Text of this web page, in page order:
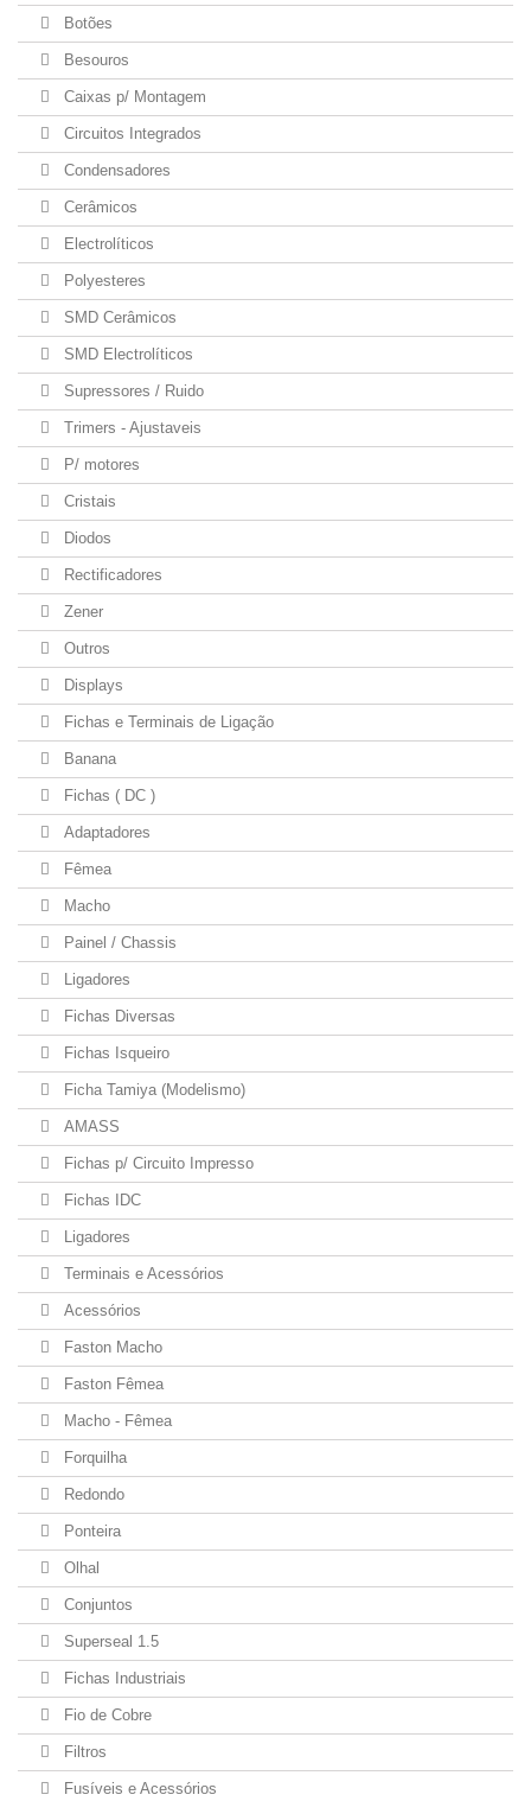
Botões
Besouros
Caixas p/ Montagem
Circuitos Integrados
Condensadores
Cerâmicos
Electrolíticos
Polyesteres
SMD Cerâmicos
SMD Electrolíticos
Supressores / Ruido
Trimers - Ajustaveis
P/ motores
Cristais
Diodos
Rectificadores
Zener
Outros
Displays
Fichas e Terminais de Ligação
Banana
Fichas ( DC )
Adaptadores
Fêmea
Macho
Painel / Chassis
Ligadores
Fichas Diversas
Fichas Isqueiro
Ficha Tamiya (Modelismo)
AMASS
Fichas p/ Circuito Impresso
Fichas IDC
Ligadores
Terminais e Acessórios
Acessórios
Faston Macho
Faston Fêmea
Macho - Fêmea
Forquilha
Redondo
Ponteira
Olhal
Conjuntos
Superseal 1.5
Fichas Industriais
Fio de Cobre
Filtros
Fusíveis e Acessórios